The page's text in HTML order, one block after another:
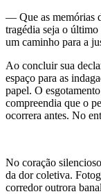
— Que as memórias
tragédia seja o
um caminho para a
Ao concluir sua
espaço para as
papel. O
compreendia que o
ocorrera antes. No
No coração
da dor coletiva.
corredor outrora